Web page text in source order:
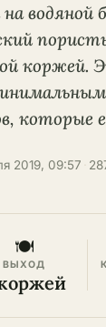
водяной
которые
2019, 09:57
🍽
ВЫХОД